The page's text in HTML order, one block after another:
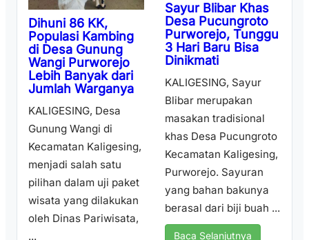
Dihuni 86 KK,
Populasi Kambing
di Desa Gunung
Wangi Purworejo
Lebih Banyak dari
Jumlah Warganya
KALIGESING, Desa
Gunung Wangi di
Kecamatan Kaligesing,
menjadi salah satu
pilihan dalam uji paket
wisata yang dilakukan
oleh Dinas Pariwisata,
...
Sayur Blibar Khas
Desa Pucungroto
Purworejo, Tunggu
3 Hari Baru Bisa
Dinikmati
KALIGESING, Sayur
Blibar merupakan
masakan tradisional
khas Desa Pucungroto
Kecamatan Kaligesing,
Purworejo. Sayuran
yang bahan bakunya
berasal dari biji buah ...
Baca Selanjutnya